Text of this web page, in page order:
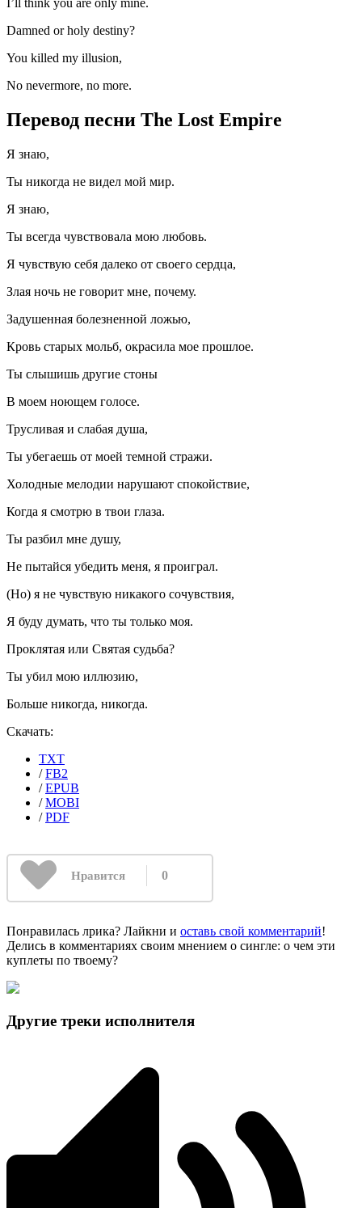
I’ll think you are only mine.
Damned or holy destiny?
You killed my illusion,
No nevermore, no more.
Перевод песни The Lost Empire
Я знаю,
Ты никогда не видел мой мир.
Я знаю,
Ты всегда чувствовала мою любовь.
Я чувствую себя далеко от своего сердца,
Злая ночь не говорит мне, почему.
Задушенная болезненной ложью,
Кровь старых мольб, окрасила мое прошлое.
Ты слышишь другие стоны
В моем ноющем голосе.
Трусливая и слабая душа,
Ты убегаешь от моей темной стражи.
Холодные мелодии нарушают спокойствие,
Когда я смотрю в твои глаза.
Ты разбил мне душу,
Не пытайся убедить меня, я проиграл.
(Но) я не чувствую никакого сочувствия,
Я буду думать, что ты только моя.
Проклятая или Святая судьба?
Ты убил мою иллюзию,
Больше никогда, никогда.
Скачать:
TXT
/FB2
/EPUB
/MOBI
/PDF
Нравится 0
Понравилась лрика? Лайкни и оставь свой комментарий!
Делись в комментариях своим мнением о сингле: о чем эти
куплеты по твоему?
Другие треки исполнителя